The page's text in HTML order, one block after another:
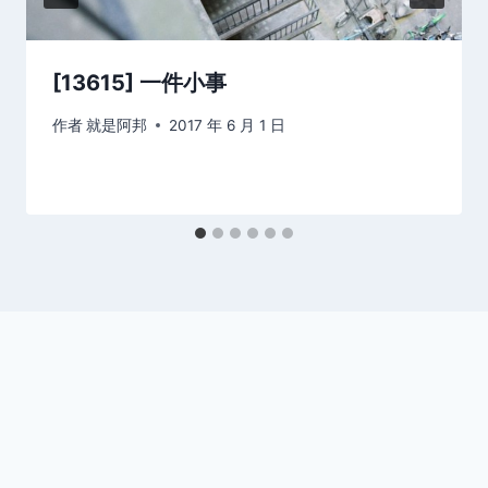
[13615] 一件小事
作者就是阿邦 2017 年 6 月 1 日